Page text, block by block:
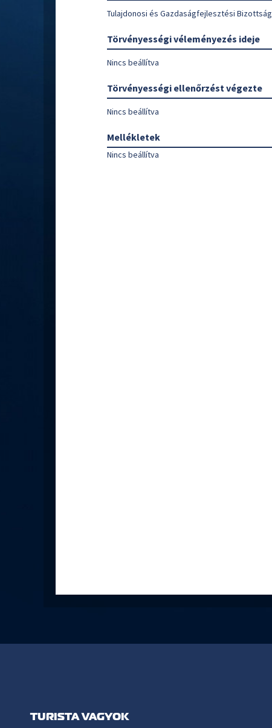
Tulajdonosi és Gazdaságfejlesztési Bizottság
Törvényességi véleményezés ideje
Nincs beállítva
Törvényességi ellenőrzést végezte
Nincs beállítva
Mellékletek
Nincs beállítva
TURISTA VAGYOK